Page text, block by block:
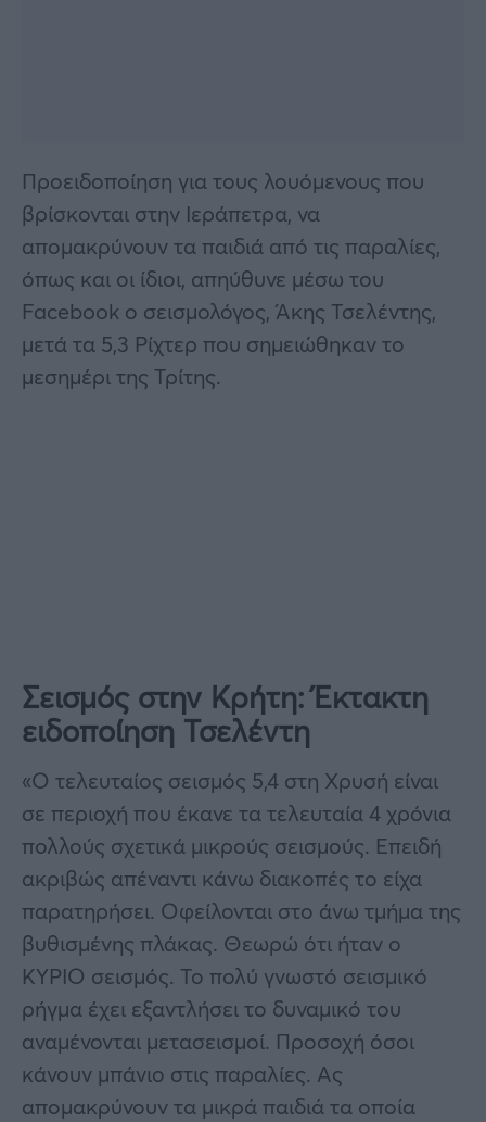
Προειδοποίηση για τους λουόμενους που
βρίσκονται στην Ιεράπετρα, να
απομακρύνουν τα παιδιά από τις παραλίες,
όπως και οι ίδιοι, απηύθυνε μέσω του
Facebook ο σεισμολόγος, Άκης Τσελέντης,
μετά τα 5,3 Ρίχτερ που σημειώθηκαν το
μεσημέρι της Τρίτης.
Σεισμός στην Κρήτη: Έκτακτη
ειδοποίηση Τσελέντη
«Ο τελευταίος σεισμός 5,4 στη Χρυσή είναι
σε περιοχή που έκανε τα τελευταία 4 χρόνια
πολλούς σχετικά μικρούς σεισμούς. Επειδή
ακριβώς απέναντι κάνω διακοπές το είχα
παρατηρήσει. Οφείλονται στο άνω τμήμα της
βυθισμένης πλάκας. Θεωρώ ότι ήταν ο
ΚΥΡΙΟ σεισμός. Το πολύ γνωστό σεισμικό
ρήγμα έχει εξαντλήσει το δυναμικό του
αναμένονται μετασεισμοί. Προσοχή όσοι
κάνουν μπάνιο στις παραλίες. Ας
απομακρύνουν τα μικρά παιδιά τα οποία